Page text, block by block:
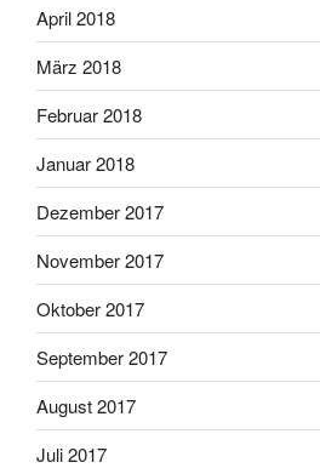
April 2018
März 2018
Februar 2018
Januar 2018
Dezember 2017
November 2017
Oktober 2017
September 2017
August 2017
Juli 2017